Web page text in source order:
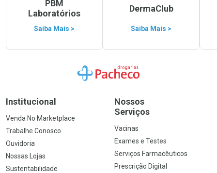
PBM
Laboratórios
Saiba Mais >
DermaClub
Saiba Mais >
Ir para a Home
Institucional
Venda No Marketplace
Trabalhe Conosco
Ouvidoria
Nossas Lojas
Sustentabilidade
Nossos
Serviços
Vacinas
Exames e Testes
Serviços Farmacêuticos
Prescrição Digital